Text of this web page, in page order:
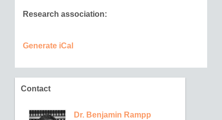
Research association:
Generate iCal
Contact
Dr. Benjamin Rampp